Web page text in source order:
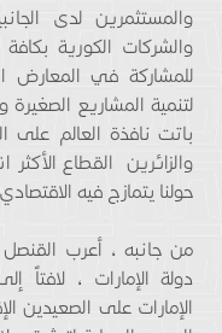
والمستثمرين لدى
والشركات الكورية بكافة
للمشاركة في
لتنمية المشاريع
باتت نافذة العالم على
والزائرين القطاع
حولنا يتمازج فيه
من جانبه ، أعرب
دولة الإمارات ، لافتاً
الإمارات على الصعيدين